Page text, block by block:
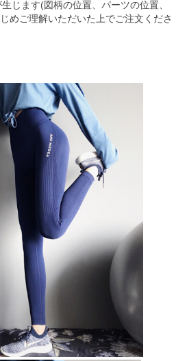
じます(図柄の位置、パーツの位置、
めご理解いただいた上でご注文くださ